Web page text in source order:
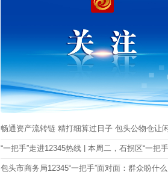
“一把手”走进12345热线 | 本周二，石拐区“一把